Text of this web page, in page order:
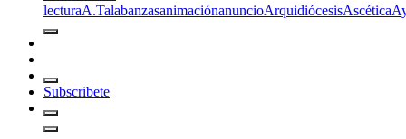
lecturaA.TalabanzasanimaciónanuncioArquidiócesisAscética
Subscribete